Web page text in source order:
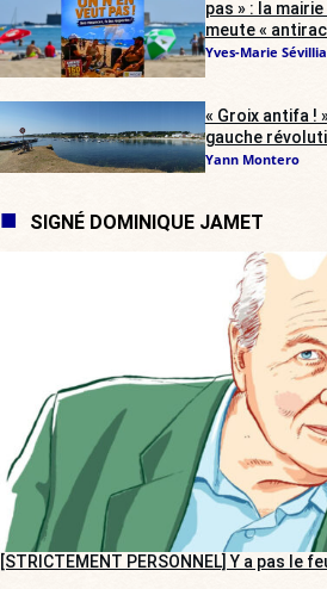
pas » : la
meute «
Yves-Marie Sévillia
« Groix antifa !
gauche
Yann Montero
SIGNÉ DOMINIQUE JAMET
[STRICTEMENT PERSONNEL] Y a pas le